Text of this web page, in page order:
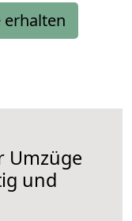
erhalten
Umzüge
und